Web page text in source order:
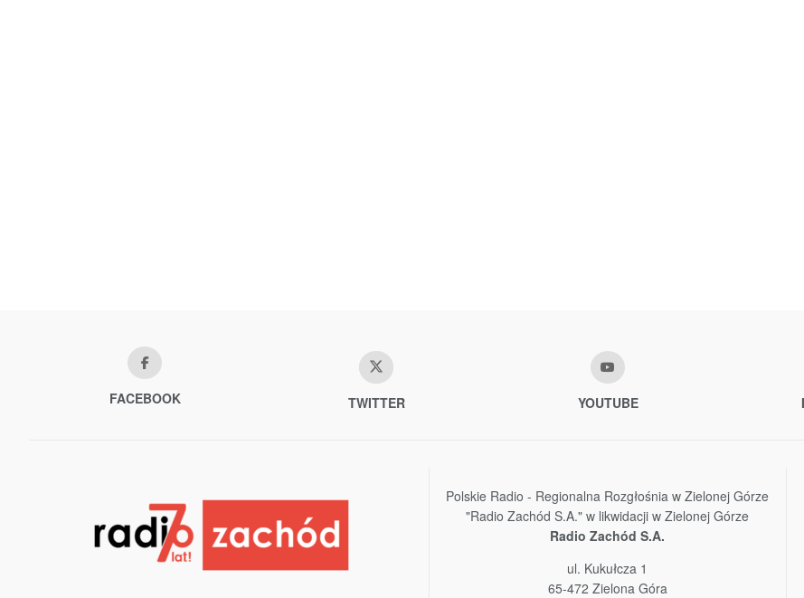
FACEBOOK TWITTER YOUTUBE
Polskie Radio - Regionalna Rozgłośnia w Zielonej Górze
"Radio Zachód S.A." w likwidacji w Zielonej Górze
Radio Zachód S.A.
ul. Kukułcza 1
65-472 Zielona Góra